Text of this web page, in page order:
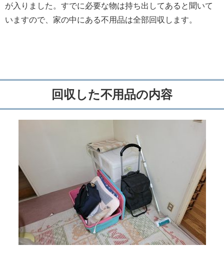
が入りました。すでに必要な物は持ち出してあると聞いて
いますので、家の中にある不用品は全部回収します。
回収した不用品の内容